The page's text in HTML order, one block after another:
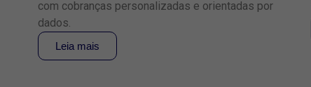
com cobranças personalizadas e orientadas por
dados.
Leia mais